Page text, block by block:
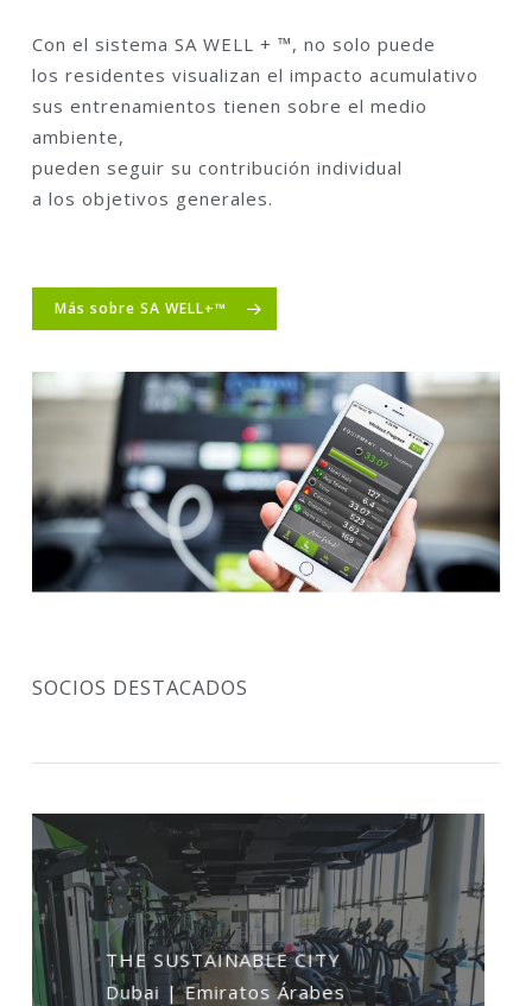
Con el sistema SA WELL + ™, no solo puede
los residentes visualizan el impacto acumulativo
sus entrenamientos tienen sobre el medio
ambiente,
pueden seguir su contribución individual
a los objetivos generales.
Más sobre SA WELL+™
SOCIOS DESTACADOS
THE SUSTAINABLE CITY
Dubai | Emiratos Árabes